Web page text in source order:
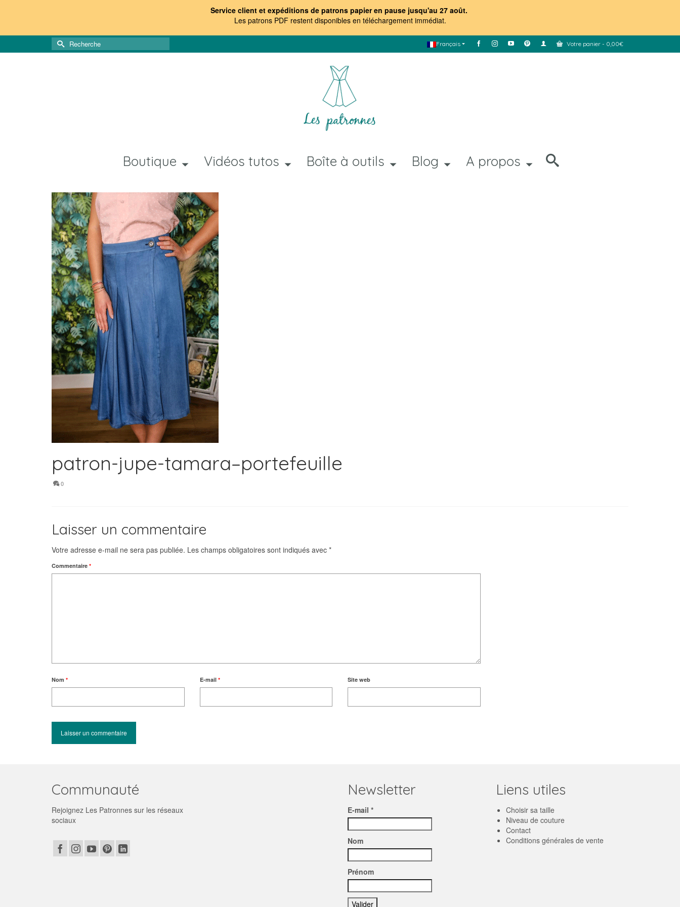
Service client et expéditions de patrons papier en pause jusqu'au 27 août.
Les patrons PDF restent disponibles en téléchargement immédiat.
Français Votre panier - 0,00€
Rechercher :
Boutique Vidéos tutos Boîte à outils Blog A propos
patron-jupe-tamara–portefeuille
0
Laisser un commentaire
Votre adresse e-mail ne sera pas publiée. Les champs obligatoires sont indiqués avec *
Commentaire *
Nom * E-mail * Site web
Communauté
Rejoignez Les Patronnes sur les réseaux
sociaux
Newsletter
E-mail *
Nom
Prénom
Liens utiles
Choisir sa taille
Niveau de couture
Contact
Conditions générales de vente